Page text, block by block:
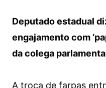
Deputado estadual
engajamento com
da colega
A troca de farpas